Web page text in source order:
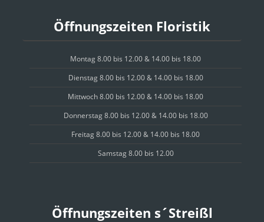
Öffnungszeiten Floristik
Montag 8.00 bis 12.00 & 14.00 bis 18.00
Dienstag 8.00 bis 12.00 & 14.00 bis 18.00
Mittwoch 8.00 bis 12.00 & 14.00 bis 18.00
Donnerstag 8.00 bis 12.00 & 14.00 bis 18.00
Freitag 8.00 bis 12.00 & 14.00 bis 18.00
Samstag 8.00 bis 12.00
Öffnungszeiten s´Streißl